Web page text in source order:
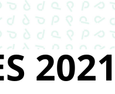
2021